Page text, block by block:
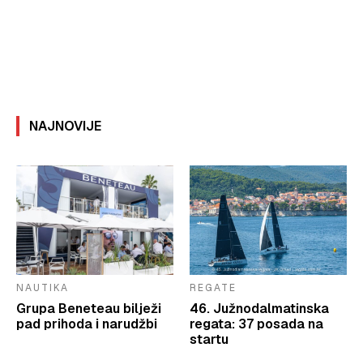
NAJNOVIJE
NAUTIKA
Grupa Beneteau bilježi
pad prihoda i narudžbi
REGATE
46. Južnodalmatinska
regata: 37 posada na
startu